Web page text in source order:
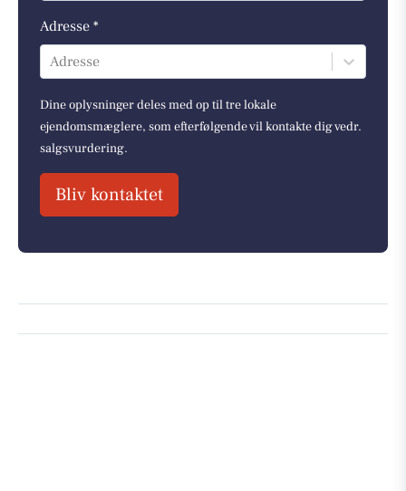
Adresse *
Adresse
Dine oplysninger deles med op til tre lokale
ejendomsmæglere, som efterfølgende vil kontakte dig vedr.
salgsvurdering.
Bliv kontaktet